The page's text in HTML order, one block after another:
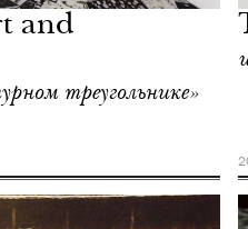
and
треугольнике»